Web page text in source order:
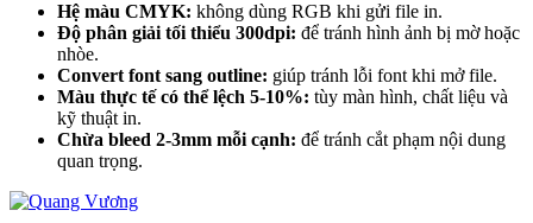
Hệ màu CMYK: không dùng RGB khi gửi file in.
Độ phân giải tối thiểu 300dpi: để tránh hình ảnh bị mờ hoặc
nhòe.
Convert font sang outline: giúp tránh lỗi font khi mở file.
Màu thực tế có thể lệch 5-10%: tùy màn hình, chất liệu và
kỹ thuật in.
Chừa bleed 2-3mm mỗi cạnh: để tránh cắt phạm nội dung
quan trọng.